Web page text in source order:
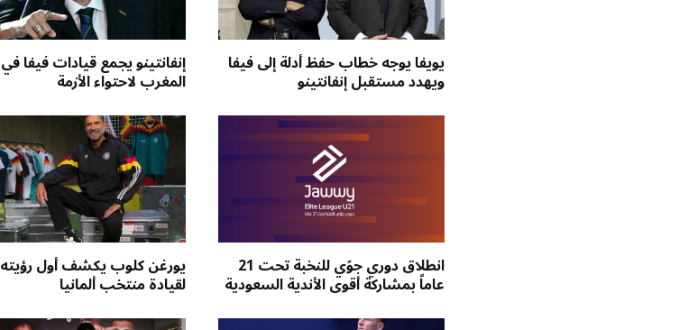
يويفا يوجه خطاب حفظ أدلة إلى فيفا
ويهدد مستقبل إنفانتينو
إنفانتينو يجمع قيادات فيفا في
المغرب لاحتواء الأزمة
انطلاق دوري جوّي للنخبة تحت 21
عاماً بمشاركة أقوى الأندية السعودية
يورغن كلوب يكشف أول رؤيته
لقيادة منتخب ألمانيا